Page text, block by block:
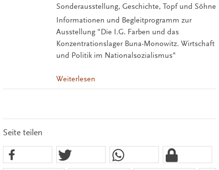
Sonderausstellung, Geschichte, Topf und Söhne
Informationen und Begleitprogramm zur
Ausstellung "Die I.G. Farben und das
Konzentrationslager Buna-Monowitz. Wirtschaft
und Politik im Nationalsozialismus"
Weiterlesen
Seite teilen